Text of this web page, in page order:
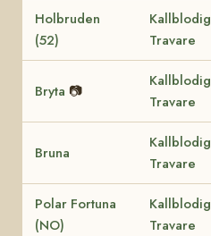
Holbruden
(52)
Kallblodig
Travare
Bryta 📷
Kallblodig
Travare
Bruna
Kallblodig
Travare
Polar Fortuna
(NO)
Kallblodig
Travare